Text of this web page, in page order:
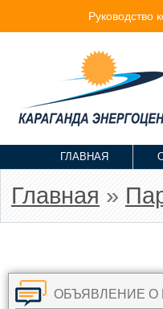
Руководство
ГЛАВНАЯ
Главная »
ОБЪЯВЛЕНИЕ О